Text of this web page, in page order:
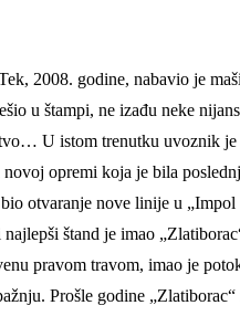
2008. godine, nabavio je
u štampi, ne izađu neke
U istom trenutku uvoznik
opremi koja je bila
otvaranje nove linije u
štand je imao
pravom travom, imao je
Prošle godine